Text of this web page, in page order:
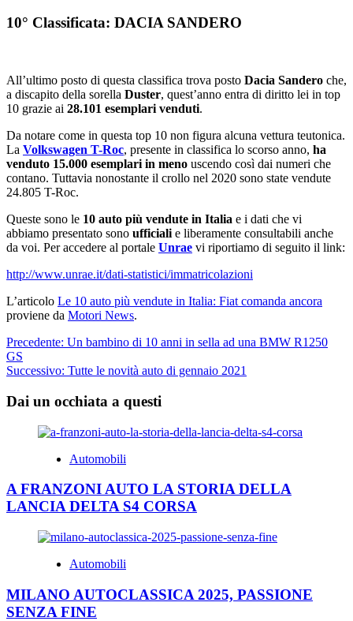
10° Classificata: DACIA SANDERO
All’ultimo posto di questa classifica trova posto Dacia Sandero che,
a discapito della sorella Duster, quest’anno entra di diritto lei in top
10 grazie ai 28.101 esemplari venduti.
Da notare come in questa top 10 non figura alcuna vettura teutonica.
La Volkswagen T-Roc, presente in classifica lo scorso anno, ha
venduto 15.000 esemplari in meno uscendo così dai numeri che
contano. Tuttavia nonostante il crollo nel 2020 sono state vendute
24.805 T-Roc.
Queste sono le 10 auto più vendute in Italia e i dati che vi
abbiamo presentato sono ufficiali e liberamente consultabili anche
da voi. Per accedere al portale Unrae vi riportiamo di seguito il link:
http://www.unrae.it/dati-statistici/immatricolazioni
L’articolo Le 10 auto più vendute in Italia: Fiat comanda ancora
proviene da Motori News.
Navigazione
articolo
Precedente: Un bambino di 10 anni in sella ad una BMW R1250
GS
Successivo: Tutte le novità auto di gennaio 2021
Dai un occhiata a questi
Automobili
A FRANZONI AUTO LA STORIA DELLA
LANCIA DELTA S4 CORSA
Automobili
MILANO AUTOCLASSICA 2025, PASSIONE
SENZA FINE